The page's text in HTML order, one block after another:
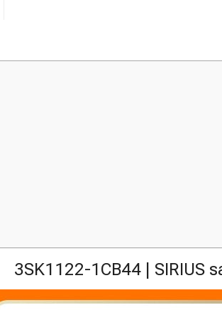
3SK1122-1CB44 | SIRIUS